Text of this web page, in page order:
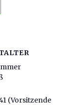
(Vorsitzende